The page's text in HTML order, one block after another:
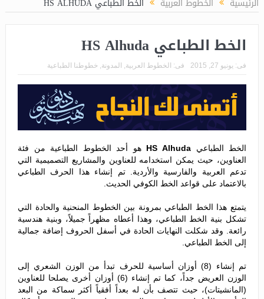
الخط الطباعي HS Alhuda
فى: يونيو 27, 2015 فى: الخطوط العربية المدونة خطوطنا الطباعية
الخط الطباعيHS Alhuda هو أحد الخطوط الطباعية من فئة
العناوين، حيث يمكن استخدامه للعناوين والمشاريع التصميمية التي
تدعم العربية والفارسية والأردية. تم إنشاء هذا الحرف الطباعي
بالاعتماد على قواعد الخط الكوفي الحديث.
يتمتع هذا الخط الطباعي بمرونة بين الخطوط المنحنية والحادة التي
تشكل بنية الخط الطباعي، وهذا أعطاه مظهراً جميلاً، وبنية هندسية
رائعة. وقد شكلت النهايات الحادة في أسفل الحروف إضافة جمالية
إلى الخط الطباعي.
تم إنشاء (8) أوزان أساسية للحرف تبدأ من الوزن الشعري إلى
الوزن العريض جداً، كما تم إنشاء (6) أوزان أخرى يصلحا للعناوين
(المانشيتات)، حيث تتصف بأن له بعداً أفقياً أكثر سماكة من البعد